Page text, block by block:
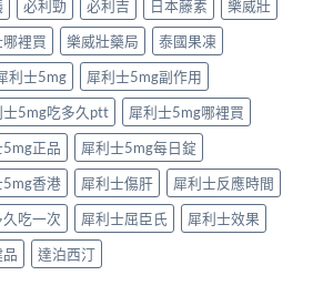
必利勁 必利吉 日本藤素
樂威壯
裡買 樂威壯藥局
泰國果凍
利士5mg
犀利士5mg副作用
士5mg吃多久ptt
犀利士5mg哪裡買
5mg正品
犀利士5mg每日錠
5mg香港 犀利士傷肝
犀利士反應時間
吃一次 犀利士屈臣氏
犀利士效果
達泊西汀